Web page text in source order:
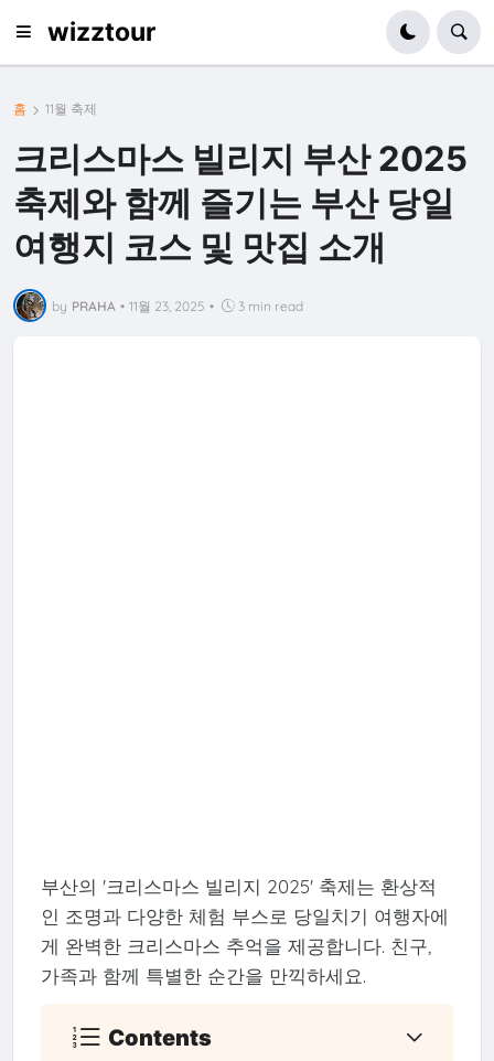
wizztour
홈 11월 축제
크리스마스 빌리지 부산 2025
축제와 함께 즐기는 부산 당일
여행지 코스 및 맛집 소개
by PRAHA • 11월 23, 2025 • 3 min read
부산의 '크리스마스 빌리지 2025' 축제는 환상적
인 조명과 다양한 체험 부스로 당일치기 여행자에
게 완벽한 크리스마스 추억을 제공합니다. 친구,
가족과 함께 특별한 순간을 만끽하세요.
Contents